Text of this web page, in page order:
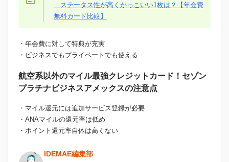
｜ステータス性が高くかっこいい1枚は？【年会費
無料カード比較】
・年会費に対して特典が充実
・ビジネスでもプライベートでも使える
航空系以外のマイル最強クレジットカード！セゾン
プラチナビジネスアメックスの注意点
・マイル還元には追加サービス登録が必要
・ANAマイルの還元率は低め
・ポイント還元率自体は高くない
IDEMAE編集部